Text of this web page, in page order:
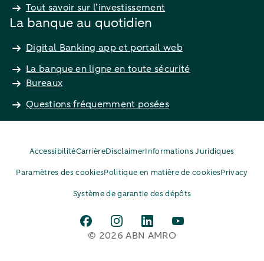
Tout savoir sur l’investissement
La banque au quotidien
Digital Banking app et portail web
La banque en ligne en toute sécurité
Bureaux
Questions fréquemment posées
AccessibilitéCarrièreDisclaimerInformations Juridiques
Paramètres des cookiesPolitique en matière de cookiesPrivacy
Système de garantie des dépôts
© 2026 ABN AMRO